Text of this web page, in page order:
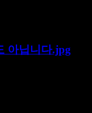
아닙니다.jpg